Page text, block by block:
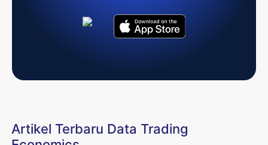
Artikel Terbaru Data Trading